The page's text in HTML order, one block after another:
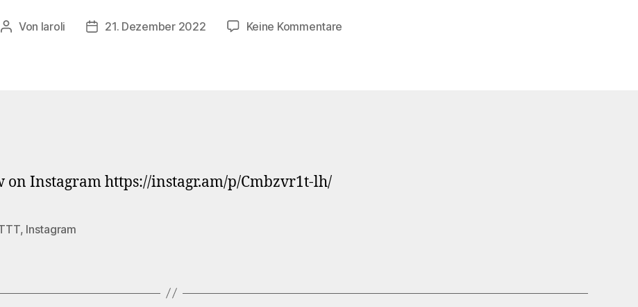
Beitragsautor
Von laroli Veröffentlichungsdatum
21. Dezember 2022 Keine Kommentare
#360photo
on Instagram https://instagr.am/p/Cmbzvr1t-lh/
, Instagram